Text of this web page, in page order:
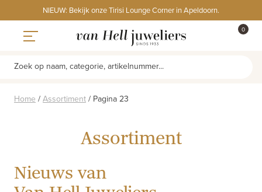
to
content
NIEUW: Bekijk onze Tirisi Lounge Corner in Apeldoorn.
0
Zoek op naam, categorie, artikelnummer...
Home / Assortiment / Pagina 23
Assortiment
Nieuws van